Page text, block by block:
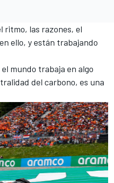
ritmo, las razones, el
ello, y están trabajando
mundo trabaja en algo
del carbono, es una